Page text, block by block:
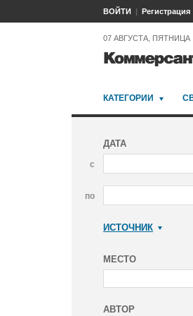
ВОЙТИ Регистрация
07 АВГУСТА, ПЯТНИЦА
КАТЕГОРИИ
ДАТА
с
по
ИСТОЧНИК
МЕСТО
АВТОР